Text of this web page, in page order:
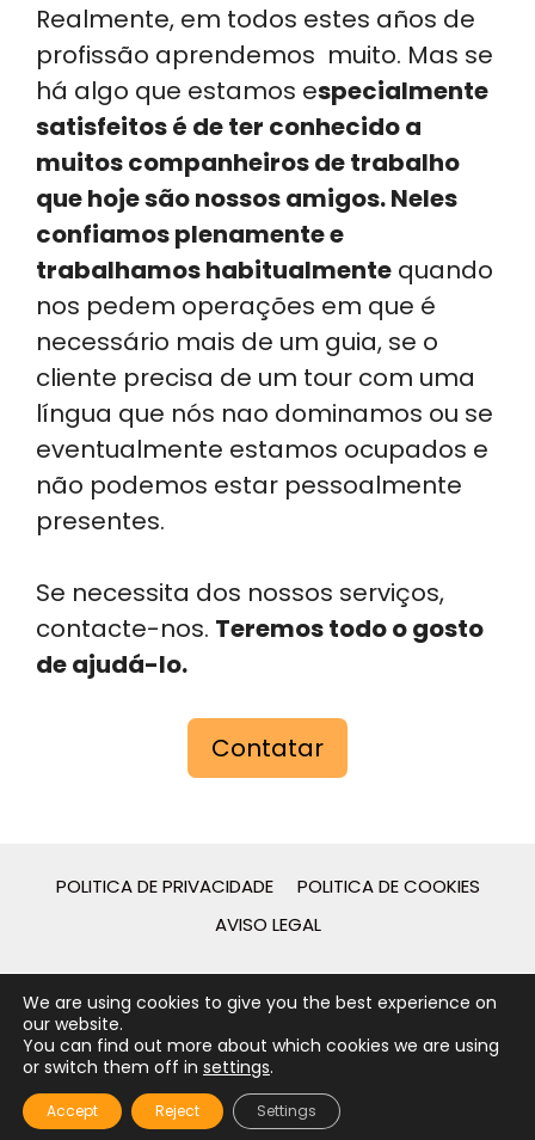
Realmente, em todos estes años de
profissão aprendemos muito. Mas se
há algo que estamos especialmente
satisfeitos é de ter conhecido a
muitos companheiros de trabalho
que hoje são nossos amigos. Neles
confiamos plenamente e
trabalhamos habitualmente quando
nos pedem operações em que é
necessário mais de um guia, se o
cliente precisa de um tour com uma
língua que nós nao dominamos ou se
eventualmente estamos ocupados e
não podemos estar pessoalmente
presentes.
Se necessita dos nossos serviços,
contacte-nos. Teremos todo o gosto
de ajudá-lo.
Contatar
POLITICA DE PRIVACIDADE
POLITICA DE COOKIES
AVISO LEGAL
2026 - © Guies de Catalunya - Desarrollo web por
[gpcstudio]
We are using cookies to give you the best experience on
our website.
You can find out more about which cookies we are using
or switch them off in settings.
Accept Reject Settings